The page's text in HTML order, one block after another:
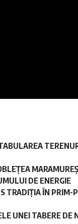
DE ENERGIE
TRADIȚIA ÎN PRIM-
UNEI TABERE DE